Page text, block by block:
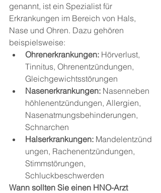
genannt, ist ein Spezialist für
Erkrankungen im Bereich von Hals,
Nase und Ohren. Dazu gehören
beispielsweise:
Ohrenerkrankungen: Hörverlust,
Tinnitus, Ohrenentzündungen,
Gleichgewichtsstörungen
Nasenerkrankungen: Nasenneben
höhlenentzündungen, Allergien,
Nasenatmungsbehinderungen,
Schnarchen
Halserkrankungen: Mandelentzünd
ungen, Rachenentzündungen,
Stimmstörungen,
Schluckbeschwerden
Wann sollten Sie einen HNO-Arzt